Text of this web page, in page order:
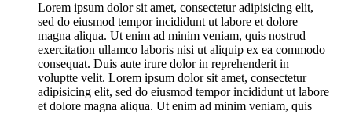
Lorem ipsum dolor sit amet, consectetur adipisicing elit,
sed do eiusmod tempor incididunt ut labore et dolore
magna aliqua. Ut enim ad minim veniam, quis nostrud
exercitation ullamco laboris nisi ut aliquip ex ea commodo
consequat. Duis aute irure dolor in reprehenderit in
voluptte velit. Lorem ipsum dolor sit amet, consectetur
adipisicing elit, sed do eiusmod tempor incididunt ut labore
et dolore magna aliqua. Ut enim ad minim veniam, quis